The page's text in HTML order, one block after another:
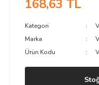
168,63 TL
Kategori
Marka
Ürün Kodu